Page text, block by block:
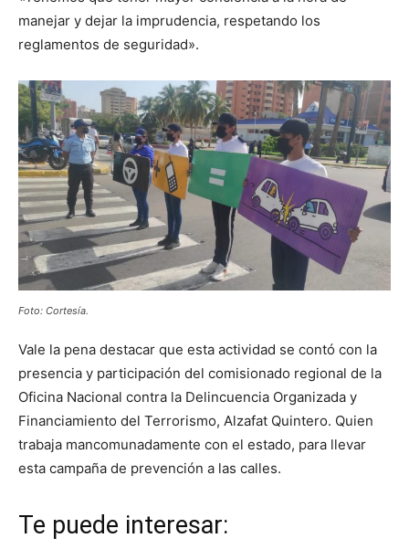
manejar y dejar la imprudencia, respetando los
reglamentos de seguridad».
Foto: Cortesía.
Vale la pena destacar que esta actividad se contó con la
presencia y participación del comisionado regional de la
Oficina Nacional contra la Delincuencia Organizada y
Financiamiento del Terrorismo, Alzafat Quintero. Quien
trabaja mancomunadamente con el estado, para llevar
esta campaña de prevención a las calles.
Te puede interesar: